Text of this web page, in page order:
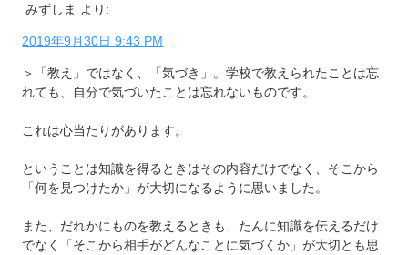
みずしま より:
2019年9月30日 9:43 PM
＞「教え」ではなく、「気づき」。学校で教えられたことは忘
れても、自分で気づいたことは忘れないものです。
これは心当たりがあります。
ということは知識を得るときはその内容だけでなく、そこから
「何を見つけたか」が大切になるように思いました。
また、だれかにものを教えるときも、たんに知識を伝えるだけ
でなく「そこから相手がどんなことに気づくか」が大切とも思